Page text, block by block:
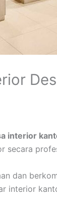
interior
secara
dan
interior